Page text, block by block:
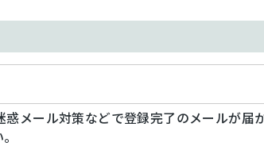
メール対策などで登録完了のメールが届